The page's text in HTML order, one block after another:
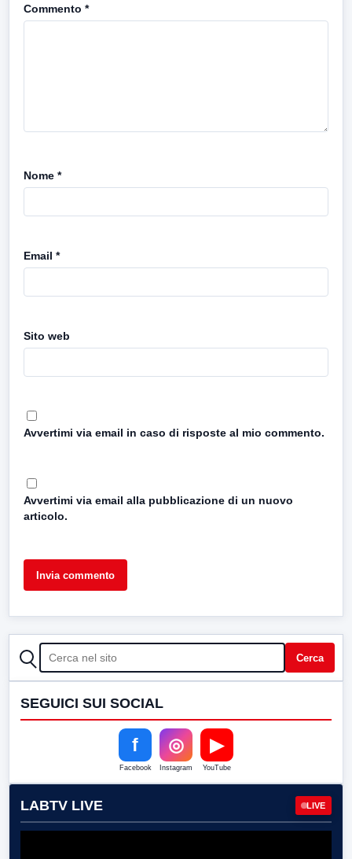
Commento *
Nome *
Email *
Sito web
Avvertimi via email in caso di risposte al mio commento.
Avvertimi via email alla pubblicazione di un nuovo
articolo.
CERCA Cerca
SEGUICI SUI SOCIAL
f
Facebook
◎
Instagram
▶
YouTube
LABTV LIVE LIVE